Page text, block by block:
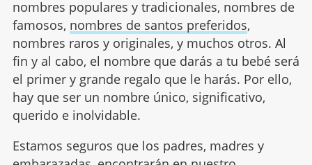
nombres populares y tradicionales, nombres de
famosos, nombres de santos preferidos,
nombres raros y originales, y muchos otros. Al
fin y al cabo, el nombre que darás a tu bebé será
el primer y grande regalo que le harás. Por ello,
hay que ser un nombre único, significativo,
querido e inolvidable.
Estamos seguros que los padres, madres y